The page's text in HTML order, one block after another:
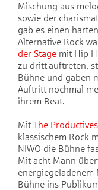
Mischung aus
sowie der
gab es einen
Alternative Rock
der Stage mit Hip
zu dritt auftreten,
Bühne und gaben
Auftritt nochmal
ihrem Beat.
Mit The Productives
klassischem Rock
NIWO die Bühne
​Mit acht Mann
energiegeladenem
Bühne ins